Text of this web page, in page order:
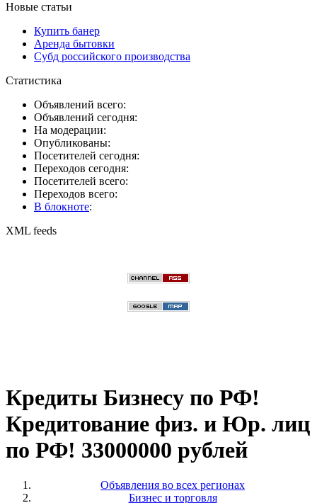
Новые статьи
Купить банер
Аренда бытовки
Субд российского производства
Статистика
Объявлений всего:
Объявлений сегодня:
На модерации:
Опубликованы:
Посетителей сегодня:
Переходов сегодня:
Посетителей всего:
Переходов всего:
В блокноте:
XML feeds
Кредиты Бизнесу по РФ!
Кредитование физ. и Юр. лиц
по РФ! 33000000 рублей
Объявления во всех регионах
Бизнес и торговля